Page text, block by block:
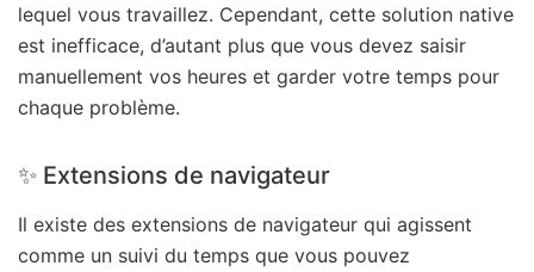
lequel vous travaillez. Cependant, cette solution native
est inefficace, d’autant plus que vous devez saisir
manuellement vos heures et garder votre temps pour
chaque problème.
✨ Extensions de navigateur
Il existe des extensions de navigateur qui agissent
comme un suivi du temps que vous pouvez